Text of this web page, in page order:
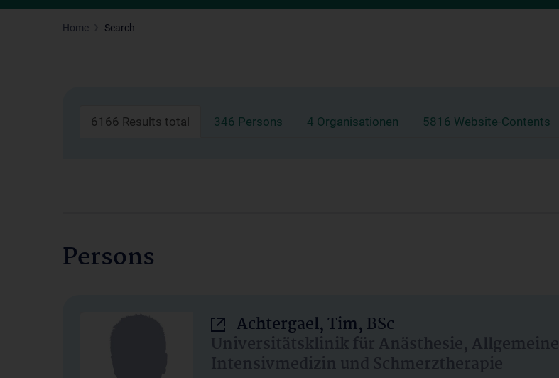
Home Search
6166 Results total 346 Persons 4 Organisationen 5816 Website-Contents
Persons
Achtergael, Tim, BSc
Universitätsklinik für Anästhesie, Allgemeine
Intensivmedizin und Schmerztherapie